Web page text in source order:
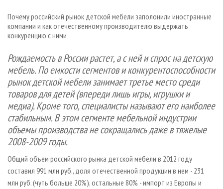
ПРОИЗВОДСТВО ДРЕВЕСНЫХ ПЛИТ
ДЕРЕВЯННОЕ ДОМОСТРОЕНИЕ
ПРОИЗВОДСТВО МЕБЕЛИ
БИОЭНЕРГЕТИКА
ЦБП
ИНСТРУМЕНТ И МАТЕРИАЛЫ
МОБИЛЬНЫЕ ВЫСТАВКИ
ОФИЦИАЛЬНЫЕ ДЕЛЕГАЦИИ
ПРИОРИТЕТНЫЕ ИНВЕСТПРОЕКТЫ
RUSSIAN FORESTRY REVIEW
ГАЗЕТА ЛЕСПРОМФОРУМ
БИБЛИОТЕКА СПЕЦИАЛИСТА
РЕКЛАМА НА САЙТЕ
Почему российский рынок детской мебели заполонили иностранные
компании и как отечественному производителю выдержать
конкуренцию с ними
Рождаемость в России растет, а с ней и спрос на детскую
мебель. По емкости сегментов и конкурентоспособности
рынок детской мебели занимает третье место среди
товаров для детей (впереди лишь игры, игрушки и
медиа). Кроме того, специалисты называют его наиболее
стабильным. В этом сегменте мебельной индустрии
объемы производства не сокращались даже в тяжелые
2008-2009 годы.
Общий объем российского рынка детской мебели в 2012 году
составил 991 млн руб., доля отечественной продукции в нем - 231
млн руб. (чуть больше 20%), остальные 80% - импорт из Европы и